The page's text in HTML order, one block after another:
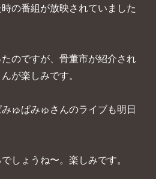
の番組が放映されていました
のですが、骨董市が紹介され
が楽しみです。
ゅぱみゅさんのライブも明日
しょうね〜。楽しみです。